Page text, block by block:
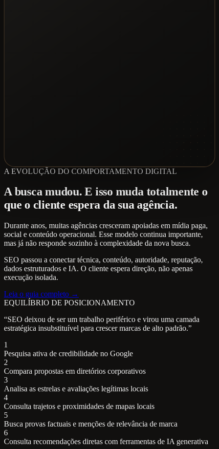
A EVOLUÇÃO DO COMPORTAMENTO DIGITAL
A busca mudou. E isso muda totalmente o
que o cliente espera da sua agência.
Durante anos, muitas agências cresceram apoiadas em mídia paga,
social e conteúdo operacional. Esse modelo continua importante,
mas já não responde sozinho à complexidade da nova busca.
SEO passou a conectar técnica, conteúdo, autoridade, reputação,
dados estruturados e IA. O cliente espera direção, não apenas
execução isolada.
Leia o guia completo →
EQUILÍBRIO DE POSICIONAMENTO
“SEO deixou de ser um trabalho periférico e virou uma camada
estratégica insubstituível para crescer marcas de alto padrão.”
1
Pesquisa ativa de credibilidade no Google
2
Compara propostas em diretórios corporativos
3
Analisa as estrelas e avaliações legítimas locais
4
Consulta trajetos e proximidades de mapas locais
5
Busca provas factuais e menções de relevância de marca
6
Consulta recomendações diretas com ferramentas de IA generativa